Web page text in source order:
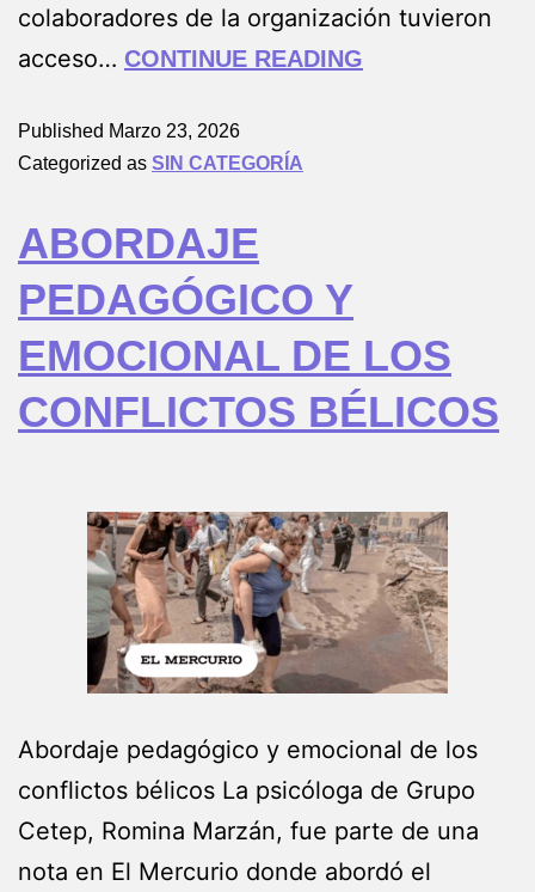
colaboradores de la organización tuvieron
acceso… CONTINUE READING
Published Marzo 23, 2026
Categorized as SIN CATEGORÍA
ABORDAJE
PEDAGÓGICO Y
EMOCIONAL DE LOS
CONFLICTOS BÉLICOS
Abordaje pedagógico y emocional de los
conflictos bélicos La psicóloga de Grupo
Cetep, Romina Marzán, fue parte de una
nota en El Mercurio donde abordó el